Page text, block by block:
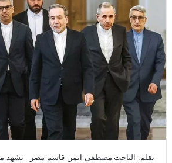
بقلم: الباحث مصطفى ايمن قاسم مصر تشهد